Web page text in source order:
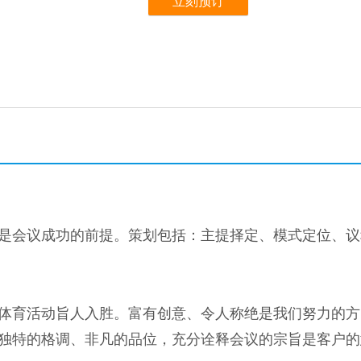
会议成功的前提。策划包括：主提择定、模式定位、
育活动旨人入胜。富有创意、令人称绝是我们努力的
特的格调、非凡的品位，充分诠释会议的宗旨是客户